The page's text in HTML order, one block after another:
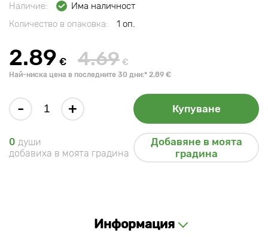
Наличие:
Има наличност
Количество в опаковка:
1 оп.
2.89 € 4.69 €
Най-ниска цена в последните 30 дни:* 2.89 €
- + Купуване
0 души
добавиха в моята градина
Добавяне в моята
градина
Информация